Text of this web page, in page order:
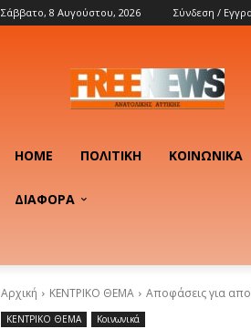
Σάββατο, 8 Αυγούστου, 2026 Σύνδεση /
HOME ΠΟΛΙΤΙΚΉ ΚΟΙΝΩΝΙΚΆ
ΔΙΑΦΟΡΑ
Αρχική ΚΕΝΤΡΙΚΟ ΘΕΜΑ Αποφάσεις για
ΚΕΝΤΡΙΚΟ ΘΕΜΑ Κοινωνικά